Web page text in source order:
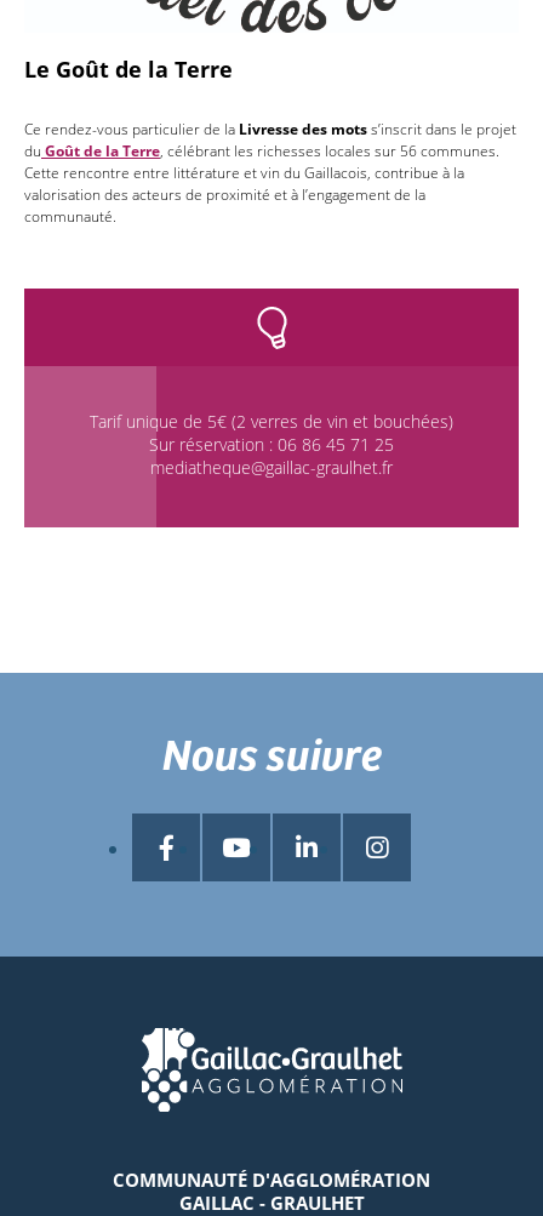
Le Goût de la Terre
Ce rendez-vous particulier de la Livresse des motss’inscrit dans le projet
du Goût de la Terre, célébrant les richesses locales sur 56 communes.
Cette rencontre entre littérature et vin du Gaillacois, contribue à la
valorisation des acteurs de proximité et à l’engagement de la
communauté.
Tarif unique de 5€ (2 verres de vin et bouchées)
Sur réservation : 06 86 45 71 25
mediatheque@gaillac-graulhet.fr
COMMUNAUTÉ D'AGGLOMÉRATION
GAILLAC - GRAULHET
Nous suivre